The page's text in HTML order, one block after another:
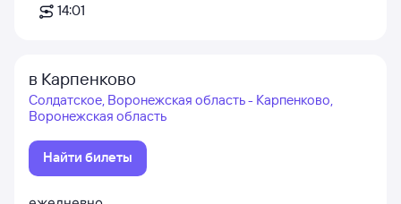
14:01
в Карпенково
Солдатское, Воронежская область - Карпенково,
Воронежская область
Найти билеты